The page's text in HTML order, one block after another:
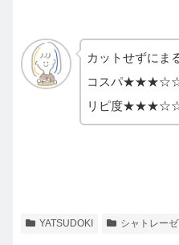
カットせずにま
コスパ
リピ度
YATSUDOKI シャトレー